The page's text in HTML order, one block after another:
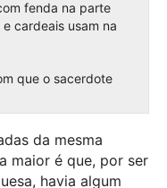
fenda na parte
cardeais usam na
que o sacerdote
da mesma
maior é que, por ser
havia algum